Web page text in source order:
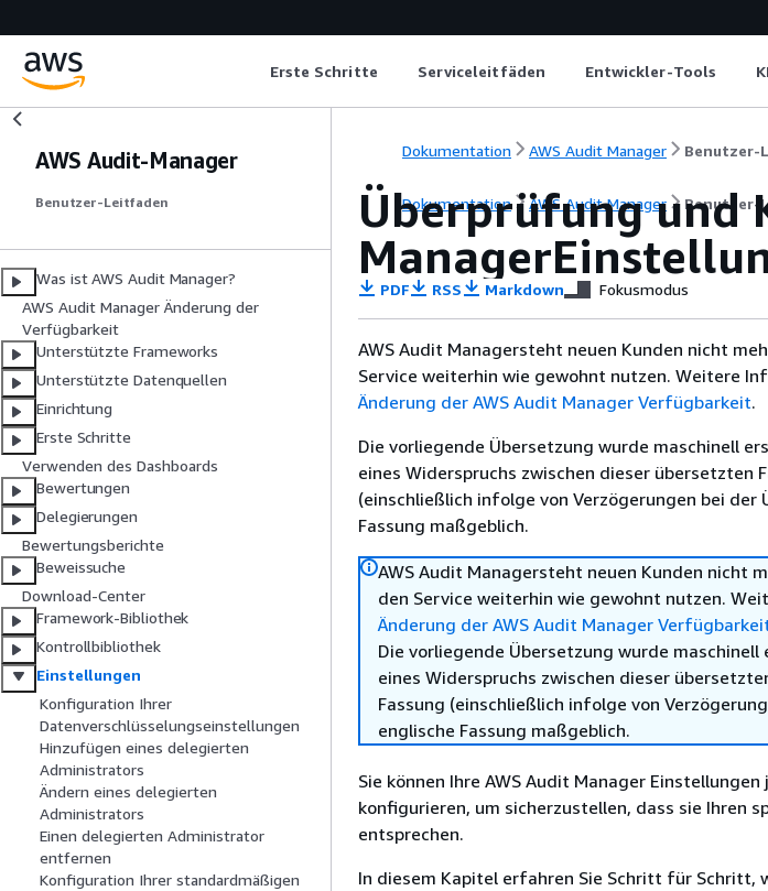
Erste Schritte Serviceleitfäden Entwickler-Tools
AWS Audit-Manager
Benutzer-Leitfaden
Was ist AWS Audit Manager?
AWS Audit Manager Änderung der
Verfügbarkeit
Unterstützte Frameworks
Unterstützte Datenquellen
Einrichtung
Erste Schritte
Verwenden des Dashboards
Bewertungen
Delegierungen
Bewertungsberichte
Beweissuche
Download-Center
Framework-Bibliothek
Kontrollbibliothek
Einstellungen
Konfiguration Ihrer
Datenverschlüsselungseinstellungen
Hinzufügen eines delegierten
Administrators
Ändern eines delegierten
Administrators
Einen delegierten Administrator
entfernen
Konfiguration Ihrer standardmäßigen
Dokumentation AWS Audit Manager Benutzer-
Dokumentation AWS Audit Manager Benutzer-
Überprüfung und
PDF RSS Markdown Fokusmodus
AWS Audit Managersteht neuen Kunden nicht
Service weiterhin wie gewohnt nutzen. Weitere
Änderung der AWS Audit Manager Verfügbarkeit.
Die vorliegende Übersetzung wurde maschinell
eines Widerspruchs zwischen dieser übersetzten
(einschließlich infolge von Verzögerungen bei der
Fassung maßgeblich.
AWS Audit Managersteht neuen Kunden nicht
den Service weiterhin wie gewohnt nutzen.
Änderung der AWS Audit Manager
Die vorliegende Übersetzung wurde
eines Widerspruchs zwischen dieser
Fassung (einschließlich infolge von
englische Fassung maßgeblich.
Sie können Ihre AWS Audit Manager
konfigurieren, um sicherzustellen, dass sie Ihren
entsprechen.
In diesem Kapitel erfahren Sie Schritt für Schritt,